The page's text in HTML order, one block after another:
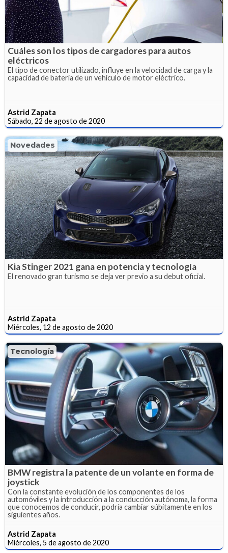
Cuáles son los tipos de cargadores para autos
eléctricos
El tipo de conector utilizado, influye en la velocidad de carga y la
capacidad de batería de un vehículo de motor eléctrico.
Astrid Zapata
Sábado, 22 de agosto de 2020
Novedades
Kia Stinger 2021 gana en potencia y tecnología
El renovado gran turismo se deja ver previo a su debut oficial.
Astrid Zapata
Miércoles, 12 de agosto de 2020
Tecnología
BMW registra la patente de un volante en forma de
joystick
Con la constante evolución de los componentes de los
automóviles y la introducción a la conducción autónoma, la forma
que conocemos de conducir, podría cambiar súbitamente en los
siguientes años.
Astrid Zapata
Miércoles, 5 de agosto de 2020